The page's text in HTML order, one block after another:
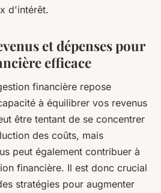
d'intérêt.
et dépenses pour
efficace
financière repose
à équilibrer vos revenus
être tentant de se concentrer
des coûts, mais
peut également contribuer à
financière. Il est donc crucial
stratégies pour augmenter